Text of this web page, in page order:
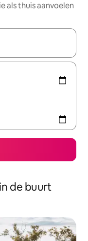
als thuis aanvoelen
maak je een keuze
de buurt